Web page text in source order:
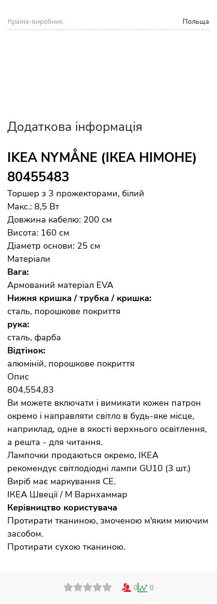
Країна-виробник Польща
Додаткова інформація
IKEA NYMÅNE (ІКЕА НІМОНЕ)
80455483
Торшер з 3 прожекторами, білий
Макс.: 8,5 Вт
Довжина кабелю: 200 см
Висота: 160 см
Діаметр основи: 25 см
Матеріали
Вага:
Армований матеріал EVA
Нижня кришка / трубка / кришка:
сталь, порошкове покриття
рука:
сталь, фарба
Відтінок:
алюміній, порошкове покриття
Опис
804,554,83
Ви можете включати і вимикати кожен патрон
окремо і направляти світло в будь-яке місце,
наприклад, одне в якості верхнього освітлення,
а решта - для читання.
Лампочки продаються окремо, ІКЕА
рекомендує світлодіодні лампи GU10 (3 шт.)
Виріб має маркування CE.
ІКЕА Швеції / М Варнхаммар
Керівництво користувача
Протирати тканиною, змоченою м'яким миючим
засобом.
Протирати сухою тканиною.
0 0